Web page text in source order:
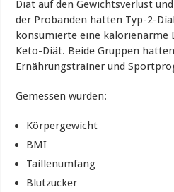
Diät auf den Gewichtsverlust
der Probanden hatten Typ-2-
konsumierte eine kalorienarme
Keto-Diät. Beide Gruppen
Ernährungstrainer und
Gemessen wurden:
Körpergewicht
BMI
Taillenumfang
Blutzucker